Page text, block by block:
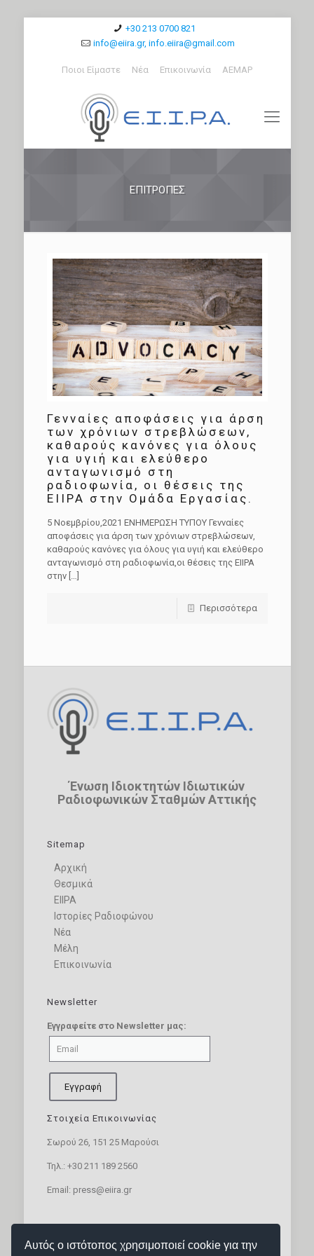
Αυτός ο ιστότοπος χρησιμοποιεί cookie για την
+30 213 0700 821
info@eiira.gr, info.eiira@gmail.com
Ποιοι Είμαστε Νέα Επικοινωνία ΑΕΜΑΡ
ΕΠΙΤΡΟΠΈΣ
Γενναίες αποφάσεις για άρση
των χρόνιων στρεβλώσεων,
καθαρούς κανόνες για όλους
για υγιή και ελεύθερο
ανταγωνισμό στη
ραδιοφωνία, οι θέσεις της
ΕΙΙΡΑ στην Ομάδα Εργασίας.
5 Νοεμβρίου,2021 ΕΝΗΜΕΡΩΣΗ ΤΥΠΟΥ Γενναίες
αποφάσεις για άρση των χρόνιων στρεβλώσεων,
καθαρούς κανόνες για όλους για υγιή και ελεύθερο
ανταγωνισμό στη ραδιοφωνία,οι θέσεις της ΕΙΙΡΑ
στην[…]
Περισσότερα
Ένωση Ιδιοκτητών Ιδιωτικών
Ραδιοφωνικών Σταθμών Αττικής
Sitemap
Αρχική
Θεσμικά
ΕΙΙΡΑ
Ιστορίες Ραδιοφώνου
Νέα
Μέλη
Επικοινωνία
Newsletter
Εγγραφείτε στο Newsletter μας:
Στοιχεία Επικοινωνίας
Σωρού 26, 151 25 Μαρούσι
Τηλ.: +30 211 189 2560
Email: press@eiira.gr